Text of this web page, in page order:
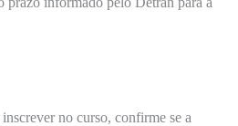
no curso, confirme se a